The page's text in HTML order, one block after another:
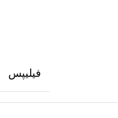
فیلیپس